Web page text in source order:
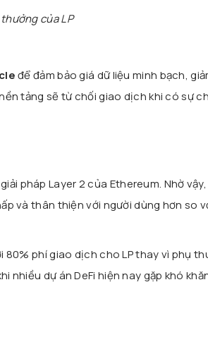
của LP
để đảm bảo giá dữ liệu minh bạch,
tảng sẽ từ chối giao dịch khi có sự
pháp Layer 2 của Ethereum. Nhờ
và thân thiện với người dùng hơn so
80% phí giao dịch cho LP thay vì phụ
dự án DeFi hiện nay gặp khó